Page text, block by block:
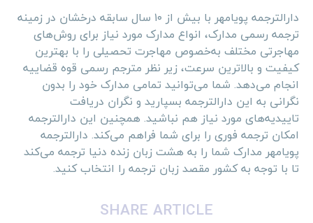
دارالترجمه پویامهر با بیش از ۱۰ سال سابقه درخشان در زمینه
ترجمه رسمی مدارک، انواع مدارک مورد نیاز برای روش‌های
مهاجرتی مختلف به‌خصوص مهاجرت تحصیلی را با بهترین
کیفیت و بالاترین سرعت، زیر نظر مترجم رسمی قوه قضاییه
انجام می‌دهد. شما می‌توانید تمامی مدارک خود را بدون
نگرانی به این دارالترجمه بسپارید و نگران دریافت
تاییدیه‌های مورد نیاز هم نباشید. همچنین این دارالترجمه
امکان ترجمه فوری را برای شما فراهم می‌کند. دارالترجمه
پویامهر مدارک شما را به هشت زبان زنده دنیا ترجمه می‌کند
تا با توجه به کشور مقصد زبان ترجمه را انتخاب کنید.
SHARE ARTICLE